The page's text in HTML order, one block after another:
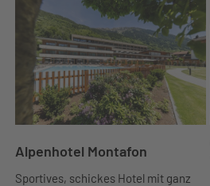
Alpenhotel Montafon
Sportives, schickes Hotel mit ganz